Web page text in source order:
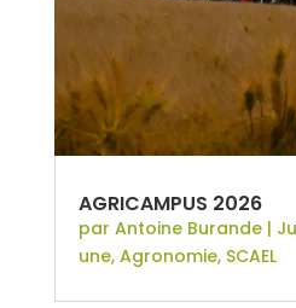
AGRICAMPUS 2026
par Antoine Burande|
une, Agronomie, SCAEL